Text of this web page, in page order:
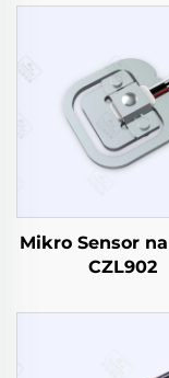
Mikro Sensor
CZL902